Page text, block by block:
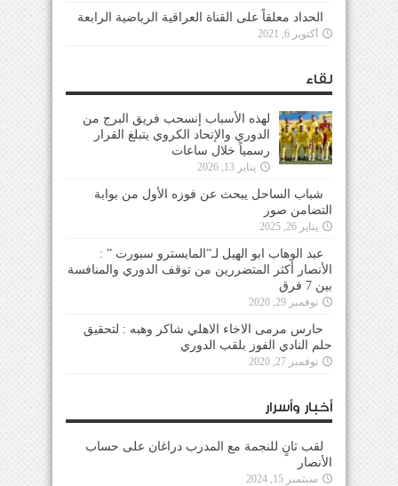
الحداد معلقاً على القناة العراقية الرياضية الرابعة
أكتوبر 6, 2021
لقاء
لهذه الأسباب إنسحب فريق البرج من
الدوري والإتحاد الكروي يتبلغ القرار
رسمياً خلال ساعات
يناير 13, 2026
شباب الساحل يبحث عن فوزه الأول من بوابة
التضامن صور
يناير 26, 2025
عبد الوهاب ابو الهيل لـ”المايسترو سبورت ” :
الأنصار أكثر المتضررين من توقف الدوري والمنافسة
بين 7 فرق
نوفمبر 29, 2020
حارس مرمى الاخاء الاهلي شاكر وهبه : لتحقيق
حلم النادي الفوز بلقب الدوري
نوفمبر 27, 2020
أخبار وأسرار
لقب ثانٍ للنجمة مع المدرب دراغان على حساب
الأنصار
سبتمبر 15, 2024